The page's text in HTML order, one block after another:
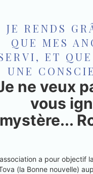
JE RENDS
QUE MES
ET
UNE
ne veux
vous
mystère...
a pour objectif
(la Bonne nouvelle)